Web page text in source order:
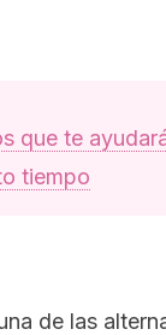
que te
tiempo
de las